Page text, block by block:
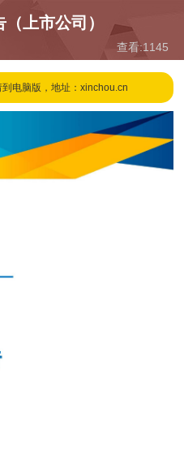
上市公司）
查看:1145
电脑版，地址：xinchou.cn